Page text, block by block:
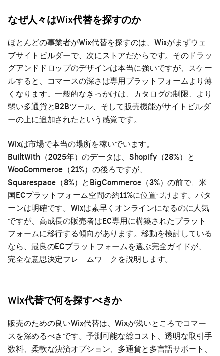
なぜ人々はWix代替を探すのか
ほとんどの事業者がWix代替を探すのは、Wixがまずウェ
ブサイトビルダーで、次にストアだからです。そのドラッ
グアンドドロップのデザインは本当に強いですが、スケー
ルすると、コマースの深さは専用プラットフォームより薄
くなります。一般的なきっかけは、カタログの制限、より
弱い多通貨とB2Bツール、そして販売機能がサイトビルダ
ーの上に追加されたという感覚です。
Wixは市場で本当の場所を稼いでいます。
BuiltWith（2025年）のデータは、Shopify（28%）と
WooCommerce（21%）の後ろですが、
Squarespace（8%）とBigCommerce（3%）の前で、米
国ECプラットフォーム空間の約11%に位置づけます。パタ
ーンは明確です。Wixは素早くオンラインになるのに人気
ですが、高成長の販売者はEC専用に構築されたプラット
フォームに移行する傾向があります。移動を検討している
なら、 最良のECプラットフォームを選ぶ完全ガイドが、
完全な意思決定フレームワークを説明します。
Wix代替で何を探すべきか
販売のための良いWix代替は、Wixが浅いところでコマー
スを深めるべきです。予測可能な総コスト、透明な取引手
数料、柔軟な決済オプション、多通貨と多言語サポート、